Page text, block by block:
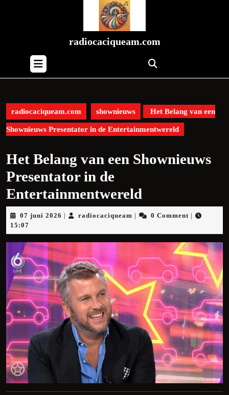
radiocaciqueam.com
Button
radiocaciqueam.com shownieuws Het Belang van een
Shownieuws Presentator in de Entertainmentwereld
Het Belang van een Shownieuws
Presentator in de
Entertainmentwereld
07 juni 2026 07
2026
radiocaciqueam radiocaciqueam
0 Comment
15:07